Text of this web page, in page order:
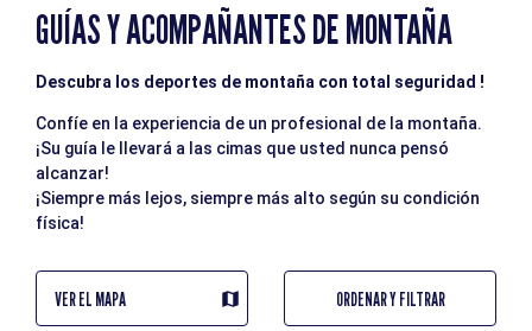
GUÍAS Y ACOMPAÑANTES DE MONTAÑA
Descubra los deportes de montaña con total seguridad !
Confíe en la experiencia de un profesional de la montaña.
¡Su guía le llevará a las cimas que usted nunca pensó
alcanzar!
¡Siempre más lejos, siempre más alto según su condición
física!
VER EL MAPA ORDENAR Y FILTRAR